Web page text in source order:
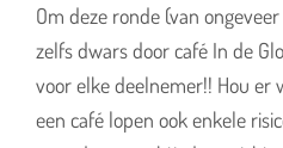
Om deze ronde (van
zelfs dwars door café In de
voor elke deelnemer!! Hou er
een café lopen ook enkele